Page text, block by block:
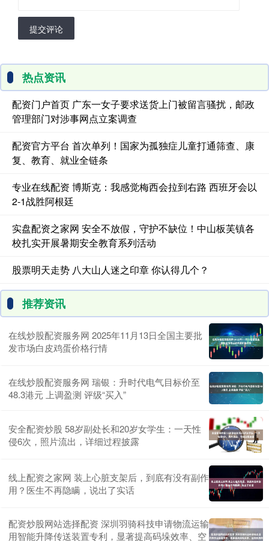
提交评论
热点资讯
配资门户首页 广东一女子要求送货上门被留言骚扰，邮政
管理部门对涉事网点立案调查
配资官方平台 首次单列！国家为孤独症儿童打通筛查、康
复、教育、就业全链条
专业在线配资 博斯克：我感觉梅西会拉到右路 西班牙会以
2-1战胜阿根廷
实盘配资之家网 安全不放假，守护不缺位！中山板芙镇各
校扎实开展暑期安全教育系列活动
股票明天走势 八大山人迷之印章 你认得几个？
推荐资讯
在线炒股配资服务网 2025年11月13日全国主要批
发市场白皮鸡蛋价格行情
在线炒股配资服务网 瑞银：升时代电气目标价至
48.3港元 上调盈测 评级“买入”
安全配资炒股 58岁副处长和20岁女学生：一天性
侵6次，照片流出，详细过程披露
线上配资之家网 装上心脏支架后，到底有没有副作
用？医生不再隐瞒，说出了实话
配资炒股网站选择配资 深圳羽骑科技申请物流运输
用智能升降传送装置专利，显著提高码垛效率、空